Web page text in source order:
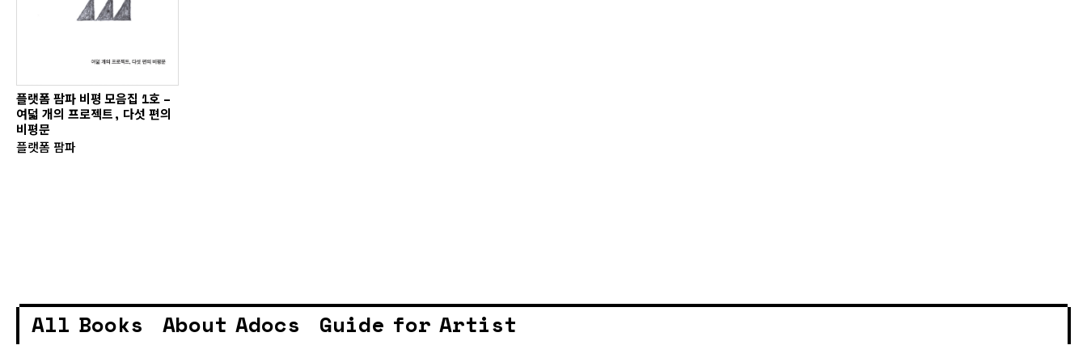
플랫폼 팜파 비평 모음집 1호 –
여덟 개의 프로젝트, 다섯 편의
비평문
플랫폼 팜파
All Books About Adocs Guide for Artist